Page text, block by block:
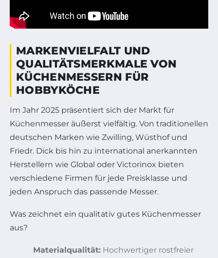
MARKENVIELFALT UND
QUALITÄTSMERKMALE VON
KÜCHENMESSERN FÜR
HOBBYKÖCHE
Im Jahr 2025 präsentiert sich der Markt für
Küchenmesser äußerst vielfältig. Von traditionellen
deutschen Marken wie Zwilling, Wüsthof und
Friedr. Dick bis hin zu international anerkannten
Herstellern wie Global oder Victorinox bieten
verschiedene Firmen für jede Preisklasse und
jeden Anspruch das passende Messer.
Was zeichnet ein qualitativ gutes Küchenmesser
aus?
Materialqualität: Hochwertiger rostfreier